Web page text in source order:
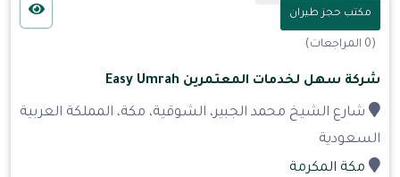
مكتب حجز طيران
(0 المراجعات)
شركة سهل لخدمات المعتمرين Easy Umrah
شارع الشيخ محمد الجبير، الشوقية، مكة، المملكة العربية
السعودية
مكة المكرمة